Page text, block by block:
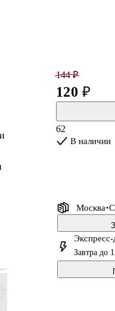
144 ₽
120 ₽
62
В наличии
Москва
Завтра до